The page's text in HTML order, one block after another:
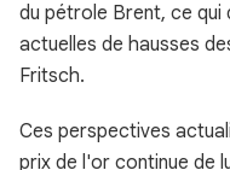
du pétrole Brent, ce
actuelles de hausses
Fritsch.
Ces perspectives
prix de l'or continue de